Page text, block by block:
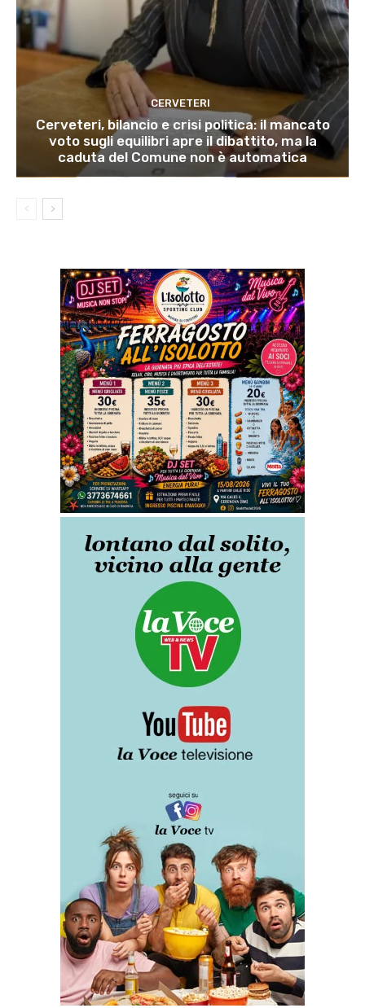
CERVETERI
Cerveteri, bilancio e crisi politica: il mancato
voto sugli equilibri apre il dibattito, ma la
caduta del Comune non è automatica